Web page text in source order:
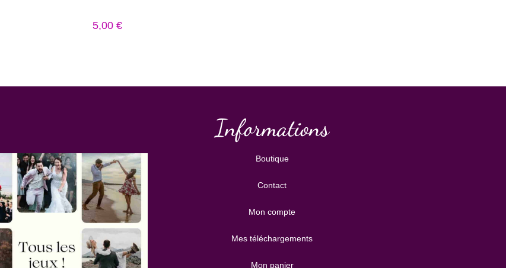
5,00 €
Informations
Boutique
Contact
Mon compte
Mes téléchargements
Mon panier